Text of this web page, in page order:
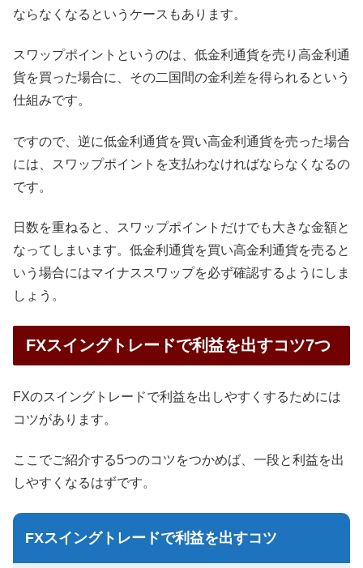
ならなくなるというケースもあります。
スワップポイントというのは、低金利通貨を売り高金利通
貨を買った場合に、その二国間の金利差を得られるという
仕組みです。
ですので、逆に低金利通貨を買い高金利通貨を売った場合
には、スワップポイントを支払わなければならなくなるの
です。
日数を重ねると、スワップポイントだけでも大きな金額と
なってしまいます。低金利通貨を買い高金利通貨を売ると
いう場合にはマイナススワップを必ず確認するようにしま
しょう。
FXスイングトレードで利益を出すコツ7つ
FXのスイングトレードで利益を出しやすくするためには
コツがあります。
ここでご紹介する5つのコツをつかめば、一段と利益を出
しやすくなるはずです。
FXスイングトレードで利益を出すコツ